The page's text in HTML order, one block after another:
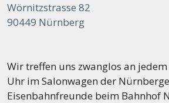
Wörnitzstrasse 82
90449 Nürnberg
Wir treffen uns zwanglos an
Uhr im Salonwagen der
Eisenbahnfreunde beim Bahnhof